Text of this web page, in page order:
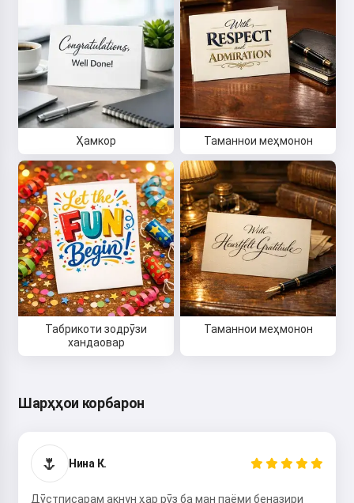
Ҳамкор Таманнои меҳмонон
Табрикоти зодрӯзи
хандаовар
Таманнои меҳмонон
Шарҳҳои корбарон
🌷 Нина К.
Дӯстписарам акнун ҳар рӯз ба ман паёми беназири
Салом 👋
Ман метавонам сурудҳо эҷод
кунам, шеърҳо ва табрикот
нависам 🥰
Санҷида бинед
Ман қабул мекунам: Шартҳои хидматрасонӣ
Сиёсати махфият
Сиёсати баргардонидан